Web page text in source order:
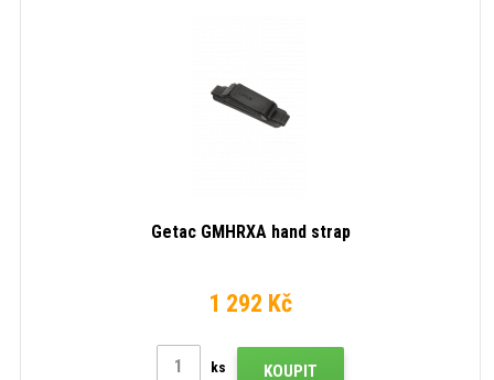
Getac GMHRXA hand strap
1 292 Kč
ks KOUPIT